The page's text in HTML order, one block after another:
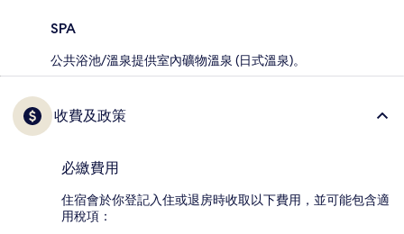
SPA
公共浴池/溫泉提供室內礦物溫泉 (日式溫泉)。
收費及政策
必繳費用
住宿會於你登記入住或退房時收取以下費用，並可能包含適
用稅項：